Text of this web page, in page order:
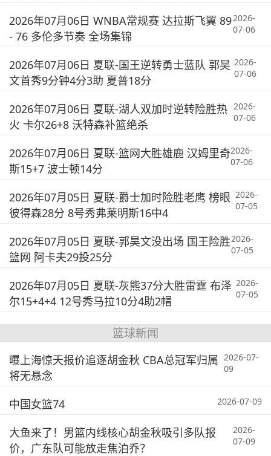
2026年07月06日 WNBA常规赛 达拉斯飞翼 89
- 76 多伦多节奏 全场集锦
2026-
07-06
2026年07月06日 夏联-国王逆转勇士蓝队 郭昊
文首秀9分钟4分3助 夏普18分
2026-
07-06
2026年07月06日 夏联-湖人双加时逆转险胜热
火 卡尔26+8 沃特森补篮绝杀
2026-
07-06
2026年07月06日 夏联-篮网大胜雄鹿 汉姆里奇
斯15+7 波士顿14分
2026-
07-06
2026年07月05日 夏联-爵士加时险胜老鹰 榜眼
彼得森28分 8号秀弗莱明斯16中4
2026-
07-05
2026年07月05日 夏联-郭昊文没出场 国王险胜
篮网 阿卡夫29投25分
2026-
07-05
2026年07月05日 夏联-灰熊37分大胜雷霆 布泽
尔15+4+4 12号秀马拉10分4助2帽
2026-
07-05
篮球新闻
曝上海惊天报价追逐胡金秋 CBA总冠军归属
将无悬念
2026-07-
09
中国女篮74 2026-07-09
大鱼来了！男篮内线核心胡金秋吸引多队报
价，广东队可能放走焦泊乔？
2026-
07-09